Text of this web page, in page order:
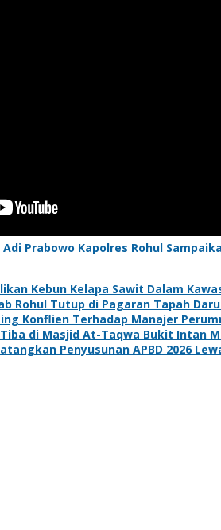
Prabowo Kapolres Rohul
Kebun Kelapa Sawit Dalam
Rohul Tutup di Pagaran Tapah
Konflien Terhadap Manajer
Tiba di Masjid At-Taqwa Bukit Intan
Penyusunan APBD 2026